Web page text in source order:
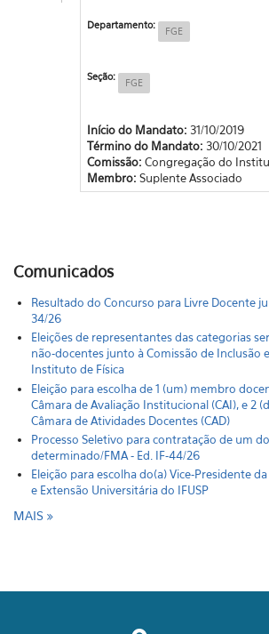
Departamento: FGE
Seção: FGE
Início do Mandato: 31/10/2019
Término do Mandato: 30/10/2021
Comissão: Congregação do
Membro: Suplente Associado
Comunicados
Resultado do Concurso para Livre Docente
34/26
Eleições de representantes das categorias
não-docentes junto à Comissão de Inclusão
Instituto de Física
Eleição para escolha de 1 (um) membro
Câmara de Avaliação Institucional (CAI), e 2
Câmara de Atividades Docentes (CAD)
Processo Seletivo para contratação de um
determinado/FMA - Ed. IF-44/26
Eleição para escolha do(a) Vice-Presidente
e Extensão Universitária do IFUSP
MAIS